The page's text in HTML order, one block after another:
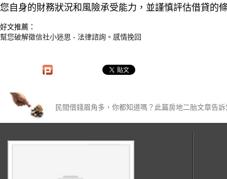
您自身的財務狀況和風險承受能力，並謹慎評估借貸的
好文推薦：
幫您破解徵信社小迷思 - 法律諮詢。感情挽回​
民間借錢眉角多，你都知道嗎？此篇房地二胎文章告訴